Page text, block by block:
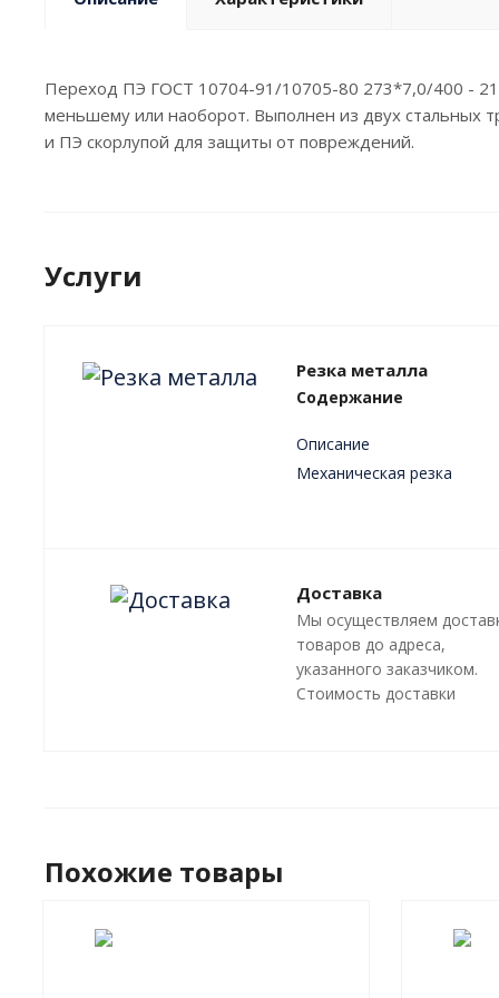
Переход ПЭ ГОСТ 10704-91/10705-80 273*7,0/400 -
меньшему или наоборот. Выполнен из двух стальных
и ПЭ скорлупой для защиты от повреждений.
Услуги
Резка металла
Содержание
Описание
Механическая резка
Доставка
Мы осуществляем
товаров до адреса,
указанного заказчиком.
Стоимость доставки
Похожие товары